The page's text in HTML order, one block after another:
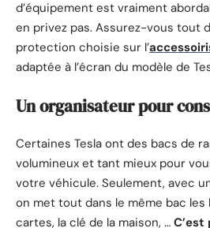
d’équipement est vraiment
en privez pas. Assurez-vous tout
protection choisie sur l’
adaptée à l’écran du modèle de
Un organisateur pour
Certaines Tesla ont des bacs de
volumineux et tant mieux pour
votre véhicule. Seulement, avec
on met tout dans le même bac
cartes, la clé de la maison, … C’est